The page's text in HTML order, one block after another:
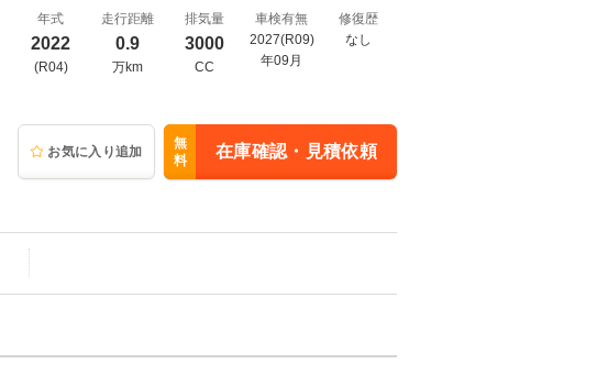
年式
2022
(R04)
走行距離
0.9
万km
排気量
3000
CC
車検有無
2027(R09)
年09月
修復歴
なし
お気に入り追加
無
料
在庫確認・見積依頼